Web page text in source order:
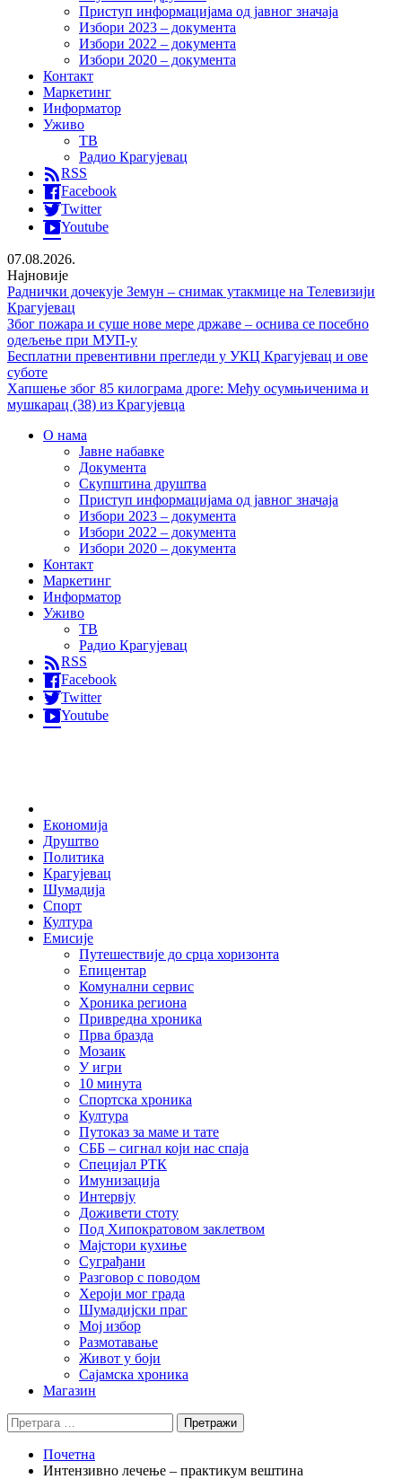
Приступ информацијама од јавног значаја
Избори 2023 – документа
Избори 2022 – документа
Избори 2020 – документа
Контакт
Маркетинг
Информатор
Уживо
ТВ
Радио Крагујевац
RSS
Facebook
Twitter
Youtube
07.08.2026.
Најновије
Раднички дочекује Земун – снимак утакмице на Телевизији
Крагујевац
Због пожара и суше нове мере државе – оснива се посебно
одељење при МУП-у
Бесплатни превентивни прегледи у УКЦ Крагујевац и ове
суботе
Хапшење због 85 килограма дроге: Међу осумњиченима и
мушкарац (38) из Крагујевца
О нама
Јавне набавке
Документа
Скупштина друштва
Приступ информацијама од јавног значаја
Избори 2023 – документа
Избори 2022 – документа
Избори 2020 – документа
Контакт
Маркетинг
Информатор
Уживо
ТВ
Радио Крагујевац
RSS
Facebook
Twitter
Youtube
Економија
Друштво
Политика
Крагујевац
Шумадија
Спорт
Култура
Емисије
Путешествије до срца хоризонта
Епицентар
Комунални сервис
Хроника региона
Привредна хроника
Прва бразда
Мозаик
У игри
10 минута
Спортска хроника
Култура
Путоказ за маме и тате
СББ – сигнал који нас спаја
Специјал РТК
Имунизација
Интервју
Доживети стоту
Под Хипократовом заклетвом
Мајстори кухиње
Суграђани
Разговор с поводом
Хероји мог града
Шумадијски праг
Мој избор
Размотавање
Живот у боји
Сајамска хроника
Магазин
Претрага
за:
Почетна
Интензивно лечење – практикум вештина